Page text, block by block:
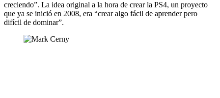
creciendo”. La idea original a la hora de crear la PS4, un proyecto
que ya se inició en 2008, era “crear algo fácil de aprender pero
difícil de dominar”.